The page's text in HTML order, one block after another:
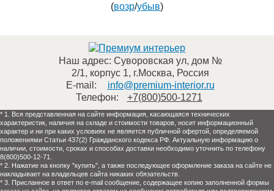
(возр/убыв)
Наш адрес: Суворовская ул, дом №
2/1, корпус 1, г.Москва, Россия
E-mail:
info@premium-interior.ru
Телефон:
+7(800)500-1271
* 1. Вся представленная на сайте информация, касающаяся технических
характеристик, наличия на складе и стоимости товаров, носит информационный
характер и ни при каких условиях не является публичной офертой, определяемой
положениями Статьи 437(2) Гражданского кодекса РФ. Актуальную информацию о
наличии, стоимости, сроках и способах доставки необходимо уточнить по телефону
8(800)500-12-71.
* 2. Нажатие на кнопку "купить", а также последующее оформление заказа на сайте не
накладывает на владельцев сайта никаких обязательств.
* 3. Присланное в ответ по e-mail сообщение, содержащее копию заполненной формы